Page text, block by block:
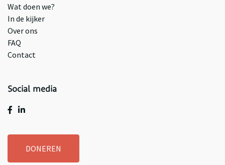
Wat doen we?
In de kijker
Over ons
FAQ
Contact
Social media
DONEREN